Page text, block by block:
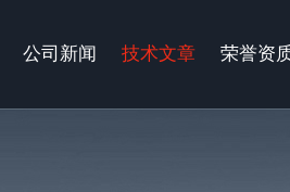
公司新闻 技术文章 荣誉资